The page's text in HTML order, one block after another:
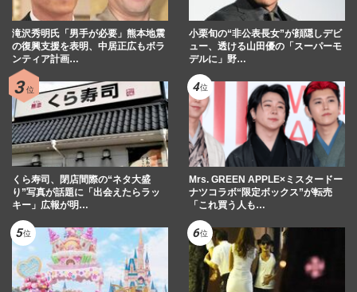
滝沢秀明氏「男手が必要」熊本地震
の復興支援を表明、中居正広もボラ
ンティア計画…
小栗旬の“非公表長女”が顔隠しデビ
ュー、透ける山田優の「スーパーモ
デルに」野…
くら寿司、閉店間際の“ネタ大盛
り”写真が話題に「出会えたらラッ
キー」広報が明…
Mrs. GREEN APPLE×ミスタードー
ナツコラボ“限定ボックス”が転売
「これ買う人も…